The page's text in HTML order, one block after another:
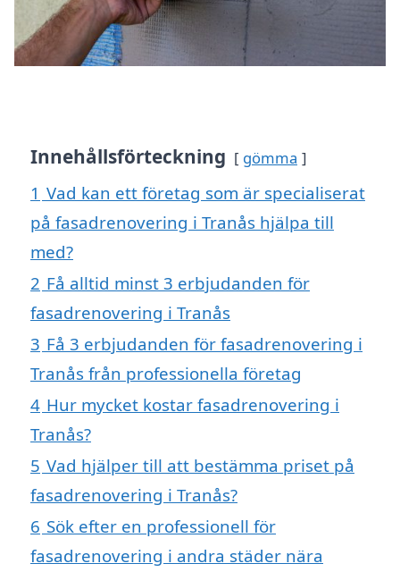
Innehållsförteckning gömma
1 Vad kan ett företag som är specialiserat
på fasadrenovering i Tranås hjälpa till
med?
2 Få alltid minst 3 erbjudanden för
fasadrenovering i Tranås
3 Få 3 erbjudanden för fasadrenovering i
Tranås från professionella företag
4 Hur mycket kostar fasadrenovering i
Tranås?
5 Vad hjälper till att bestämma priset på
fasadrenovering i Tranås?
6 Sök efter en professionell för
fasadrenovering i andra städer nära